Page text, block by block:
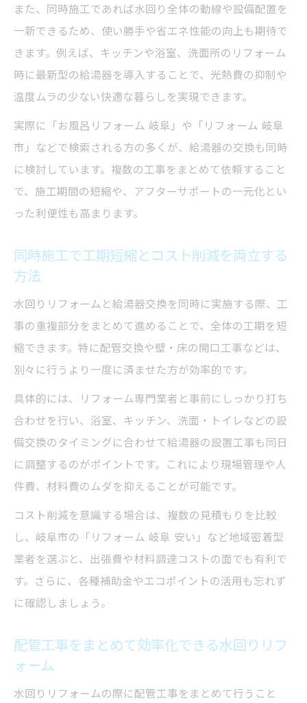
また、同時施工であれば水回り全体の動線や設備配置を
一新できるため、使い勝手や省エネ性能の向上も期待で
きます。例えば、キッチンや浴室、洗面所のリフォーム
時に最新型の給湯器を導入することで、光熱費の抑制や
温度ムラの少ない快適な暮らしを実現できます。
実際に「お風呂リフォーム 岐阜」や「リフォーム 岐阜
市」などで検索される方の多くが、給湯器の交換も同時
に検討しています。複数の工事をまとめて依頼すること
で、施工期間の短縮や、アフターサポートの一元化とい
った利便性も高まります。
同時施工で工期短縮とコスト削減を両立する
方法
水回りリフォームと給湯器交換を同時に実施する際、工
事の重複部分をまとめて進めることで、全体の工期を短
縮できます。特に配管交換や壁・床の開口工事などは、
別々に行うより一度に済ませた方が効率的です。
具体的には、リフォーム専門業者と事前にしっかり打ち
合わせを行い、浴室、キッチン、洗面・トイレなどの設
備交換のタイミングに合わせて給湯器の設置工事も同日
に調整するのがポイントです。これにより現場管理や人
件費、材料費のムダを抑えることが可能です。
コスト削減を意識する場合は、複数の見積もりを比較
し、岐阜市の「リフォーム 岐阜 安い」など地域密着型
業者を選ぶと、出張費や材料調達コストの面でも有利で
す。さらに、各種補助金やエコポイントの活用も忘れず
に確認しましょう。
配管工事をまとめて効率化できる水回りリフ
ォーム
水回りリフォームの際に配管工事をまとめて行うこと